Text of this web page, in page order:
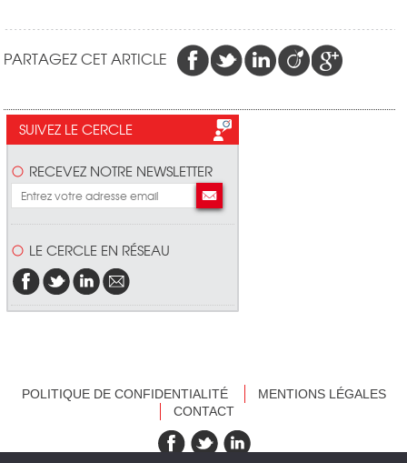
PARTAGEZ CET ARTICLE
SUIVEZ LE CERCLE
RECEVEZ NOTRE NEWSLETTER
LE CERCLE EN RÉSEAU
POLITIQUE DE CONFIDENTIALITÉ
MENTIONS LÉGALES
CONTACT